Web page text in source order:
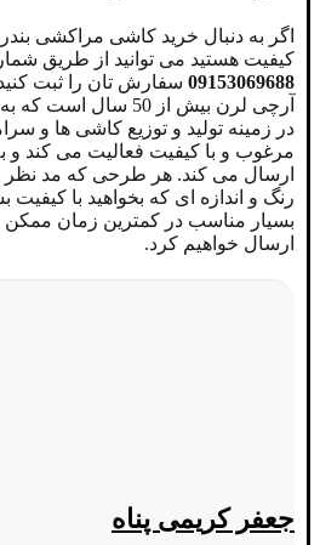
اگر به دنبال خرید کاشی مراکشی
کیفیت هستید می توانید از طریق
09153069688 سفارش تان را ثبت
آرچی لرن بیش از 50
در زمینه تولید و توزیع کاشی ها و
مرغوب و با کیفیت فعالیت می کند و
ارسال می کند. هر طرحی که مد نظر
رنگ و اندازه ای که بخواهید با کیفیت
بسیار مناسب در کمترین زمان ممکن
ارسال خواهیم کرد.
جعفر کریمی پناه